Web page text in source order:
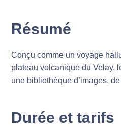
Résumé
Conçu comme un voyage
plateau volcanique du Velay,
une bibliothèque d’images,
Durée et tarifs